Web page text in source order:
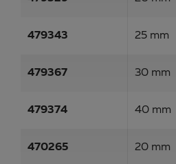
479343 25 mm
479367 30 mm
479374 40 mm
470265 20 mm